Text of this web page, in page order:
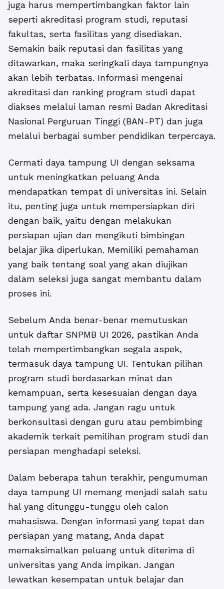
juga harus mempertimbangkan faktor lain
seperti akreditasi program studi, reputasi
fakultas, serta fasilitas yang disediakan.
Semakin baik reputasi dan fasilitas yang
ditawarkan, maka seringkali daya tampungnya
akan lebih terbatas. Informasi mengenai
akreditasi dan ranking program studi dapat
diakses melalui laman resmi Badan Akreditasi
Nasional Perguruan Tinggi (BAN-PT) dan juga
melalui berbagai sumber pendidikan terpercaya.
Cermati daya tampung UI dengan seksama
untuk meningkatkan peluang Anda
mendapatkan tempat di universitas ini. Selain
itu, penting juga untuk mempersiapkan diri
dengan baik, yaitu dengan melakukan
persiapan ujian dan mengikuti bimbingan
belajar jika diperlukan. Memiliki pemahaman
yang baik tentang soal yang akan diujikan
dalam seleksi juga sangat membantu dalam
proses ini.
Sebelum Anda benar-benar memutuskan
untuk daftar SNPMB UI 2026, pastikan Anda
telah mempertimbangkan segala aspek,
termasuk daya tampung UI. Tentukan pilihan
program studi berdasarkan minat dan
kemampuan, serta kesesuaian dengan daya
tampung yang ada. Jangan ragu untuk
berkonsultasi dengan guru atau pembimbing
akademik terkait pemilihan program studi dan
persiapan menghadapi seleksi.
Dalam beberapa tahun terakhir, pengumuman
daya tampung UI memang menjadi salah satu
hal yang ditunggu-tunggu oleh calon
mahasiswa. Dengan informasi yang tepat dan
persiapan yang matang, Anda dapat
memaksimalkan peluang untuk diterima di
universitas yang Anda impikan. Jangan
lewatkan kesempatan untuk belajar dan